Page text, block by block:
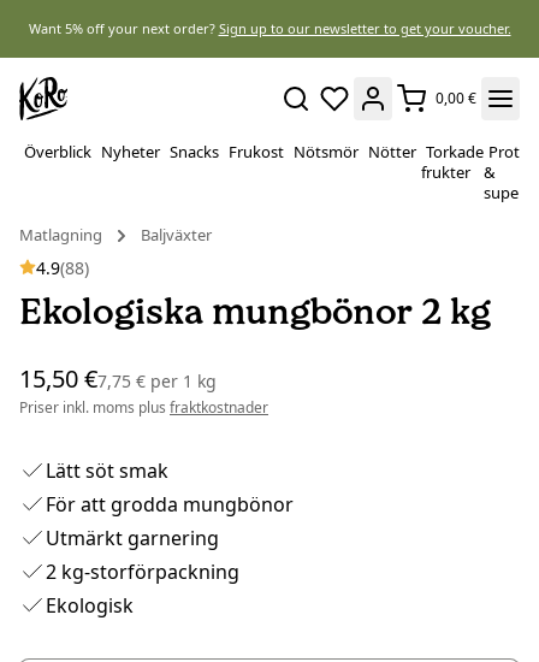
Want 5% off your next order? Sign up to our newsletter to get your voucher.
0,00 €
Överblick Nyheter Snacks Frukost Nötsmör Nötter Torkade
frukter
&
Matlagning
Baljväxter
4.9(88)
Ekologiska mungbönor 2 kg
15,50 €7,75 € per 1 kg
Priser inkl. moms plus fraktkostnader
Lätt söt smak
För att grodda mungbönor
Utmärkt garnering
2 kg-storförpackning
Ekologisk